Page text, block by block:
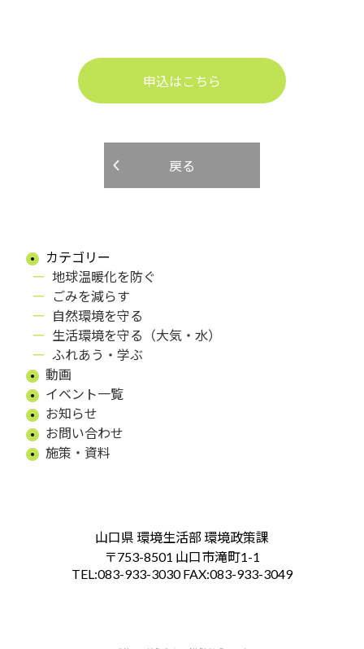
申込はこちら
戻る
カテゴリー
地球温暖化を防ぐ
ごみを減らす
自然環境を守る
生活環境を守る（大気・水）
ふれあう・学ぶ
動画
イベント一覧
お知らせ
お問い合わせ
施策・資料
山口県 環境生活部 環境政策課
〒753-8501 山口市滝町1-1
TEL:083-933-3030 FAX:083-933-3049